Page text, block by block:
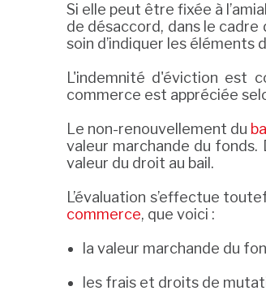
Si elle peut être fixée à
de désaccord, dans le
soin d’indiquer les
L'indemnité d'éviction est
commerce est appréciée
Le non-renouvellement du
valeur marchande du fonds.
valeur du droit au bail.
L’évaluation s’effectue
commerce, que voici :
la valeur marchande du
les frais et droits de